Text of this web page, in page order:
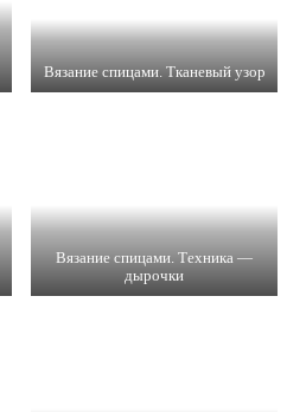
Вязание спицами. Тканевый узор
Вязание спицами. Техника —
дырочки